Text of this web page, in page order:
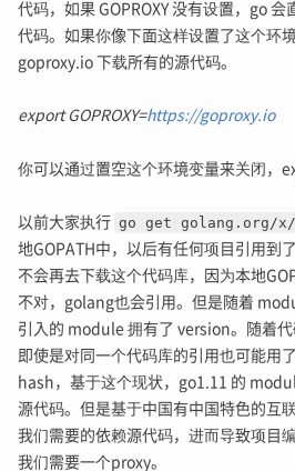
代码，如果 GOPROXY 没有设置，go
代码。如果你像下面这样设置了这个环
goproxy.io 下载所有的源代码。
export GOPROXY=https://goproxy.io
你可以通过置空这个环境变量来关闭，
以前大家执行 go get golang.org/
地GOPATH中，以后有任何项目引用到了
不会再去下载这个代码库，因为本地
不对，golang也会引用。但是随着
引入的 module 拥有了 version。随着
即使是对同一个代码库的引用也可能用
hash，基于这个现状，go1.11 的
源代码。但是基于中国有中国特色的互
我们需要的依赖源代码，进而导致项目
我们需要一个proxy。